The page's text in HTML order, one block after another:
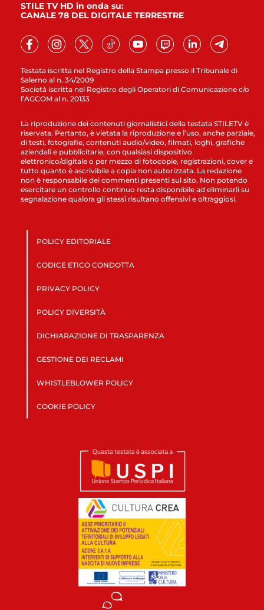
Testata iscritta nel Registro della Stampa presso il Tribunale di
Salerno al n. 34/2009
Società iscritta nel Registro degli Operatori di Comunicazione c/o
l’AGCOM al n. 20133
STILE TV HD in onda su:
CANALE 78 DEL DIGITALE TERRESTRE
La riproduzione dei contenuti giornalistici della testata STILETV è
riservata. Pertanto, è vietata la riproduzione e l’uso, anche parziale,
di testi, fotografie, contenuti audio/video, filmati, loghi, grafiche
aziendali e pubblicitarie, con qualsiasi dispositivo
elettronico/digitale o per mezzo di fotocopie, registrazioni, cover e
tutto quanto è ascrivibile a copia non autorizzata. La redazione
non è responsabile dei commenti presenti sul sito. Non potendo
esercitare un controllo continuo resta disponibile ad eliminarli su
segnalazione qualora gli stessi risultano offensivi e oltraggiosi.
POLICY EDITORIALE
CODICE ETICO CONDOTTA
PRIVACY POLICY
POLICY DIVERSITÀ
DICHIARAZIONE DI TRASPARENZA
GESTIONE DEI RECLAMI
WHISTLEBLOWER POLICY
COOKIE POLICY